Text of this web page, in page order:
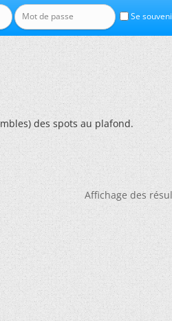
Se
des spots au plafond.
Affichage des